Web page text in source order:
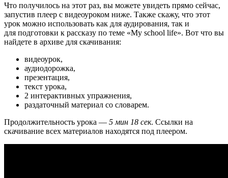
Что получилось на этот раз, вы можете увидеть прямо сейчас,
запустив плеер с видеоуроком ниже. Также скажу, что этот
урок можно использовать как для аудирования, так и
для подготовки к рассказу по теме «My school life». Вот что вы
найдете в архиве для скачивания:
видеоурок,
аудиодорожка,
презентация,
текст урока,
2 интерактивных упражнения,
раздаточный материал со словарем.
Продолжительность урока — 5 мин 18 сек. Ссылки на
скачивание всех материалов находятся под плеером.